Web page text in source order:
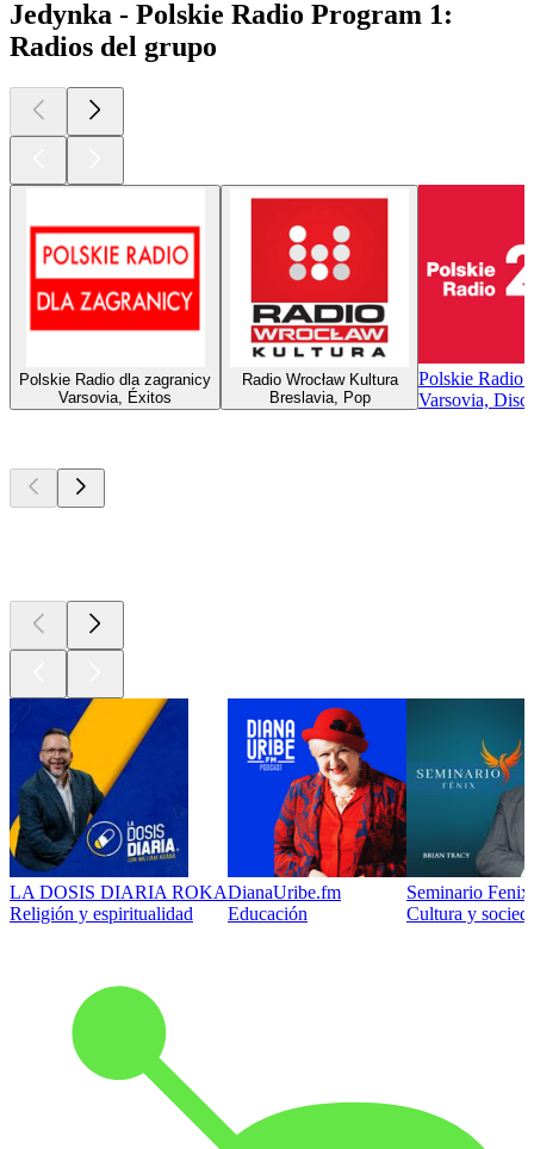
Jedynka - Polskie Radio Program 1:
Radios del grupo
Polskie Radio dla zagranicy
Varsovia, Éxitos
Radio Wrocław Kultura
Breslavia, Pop
Polskie Radio
Varsovia,
LA DOSIS DIARIA ROKA
Religión y espiritualidad
DianaUribe.fm
Educación
Seminario
Cultura y